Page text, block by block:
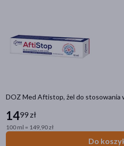
DOZ Med Aftistop, żel do stosowania
1499 zł
100 ml = 149,90 zł
Do